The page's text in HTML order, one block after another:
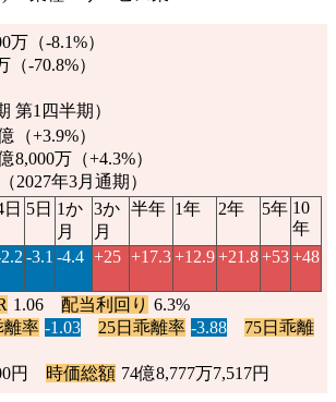
万（-8.1%）
（-70.8%）
第1四半期）
（+3.9%）
8,000万（+4.3%）
2027年3月通期）
日 5日 1か
月
3か
月
半年 1年 2年 5年 10
年
-3.1 -4.4 +25 +17.3+12.9+21.8+53+48
1.06 配当利回り 6.3%
離率 -1.03 25日乖離率 -3.88
75日乖離
円 時価総額 74億8,777万7,517円